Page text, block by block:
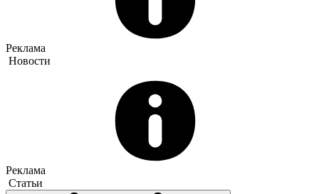
Реклама
Новости
Реклама
Статьи